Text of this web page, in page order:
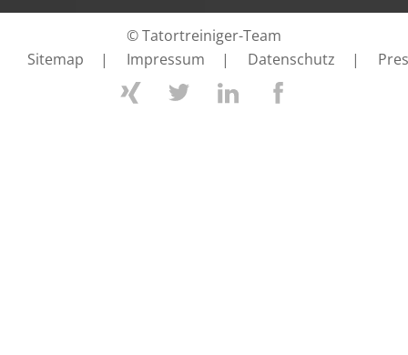
© Tatortreiniger-Team
Sitemap
| Impressum | Datenschutz |